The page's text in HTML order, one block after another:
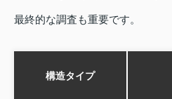
最終的な調査も重要です。
構造タイプ